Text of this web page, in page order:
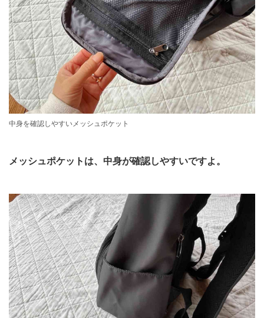
中身を確認しやすいメッシュポケット
メッシュポケットは、中身が確認しやすいですよ。